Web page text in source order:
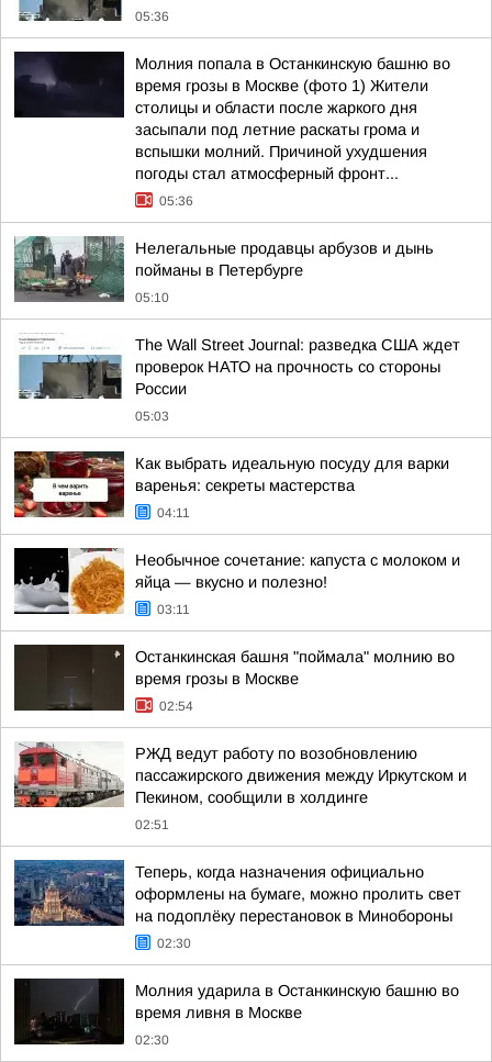
05:36
Молния попала в Останкинскую башню во
время грозы в Москве (фото 1) Жители
столицы и области после жаркого дня
засыпали под летние раскаты грома и
вспышки молний. Причиной ухудшения
погоды стал атмосферный фронт...
05:36
Нелегальные продавцы арбузов и дынь
пойманы в Петербурге
05:10
The Wall Street Journal: разведка США ждет
проверок НАТО на прочность со стороны
России
05:03
Как выбрать идеальную посуду для варки
варенья: секреты мастерства
04:11
Необычное сочетание: капуста с молоком и
яйца — вкусно и полезно!
03:11
Останкинская башня "поймала" молнию во
время грозы в Москве
02:54
РЖД ведут работу по возобновлению
пассажирского движения между Иркутском и
Пекином, сообщили в холдинге
02:51
Теперь, когда назначения официально
оформлены на бумаге, можно пролить свет
на подоплёку перестановок в Минобороны
02:30
Молния ударила в Останкинскую башню во
время ливня в Москве
02:30